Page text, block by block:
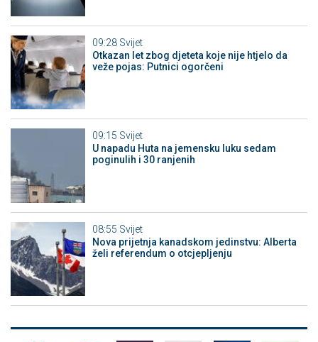
09:28 Svijet
Otkazan let zbog djeteta koje nije htjelo da
veže pojas: Putnici ogorčeni
09:15 Svijet
U napadu Huta na jemensku luku sedam
poginulih i 30 ranjenih
08:55 Svijet
Nova prijetnja kanadskom jedinstvu: Alberta
želi referendum o otcjepljenju